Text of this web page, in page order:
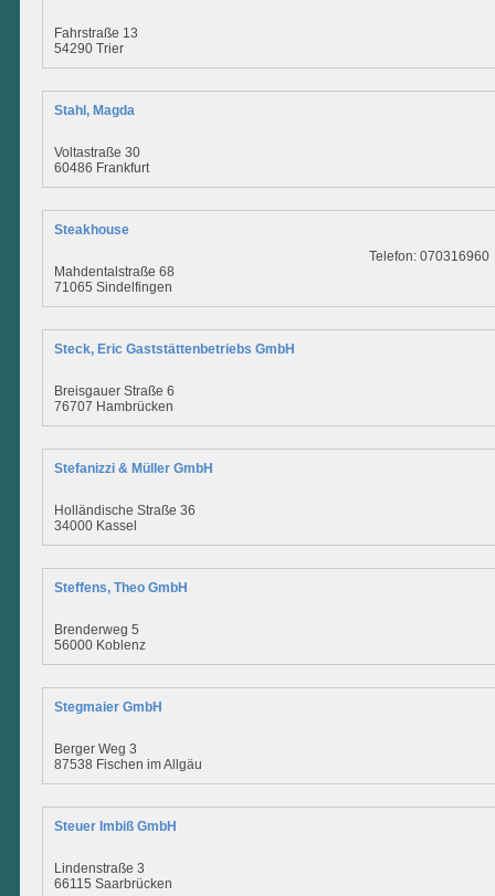
Fahrstraße 13
54290 Trier
Stahl, Magda
Voltastraße 30
60486 Frankfurt
Steakhouse
Mahdentalstraße 68
71065 Sindelfingen
Telefon: 070316960
Steck, Eric Gaststättenbetriebs GmbH
Breisgauer Straße 6
76707 Hambrücken
Stefanizzi & Müller GmbH
Holländische Straße 36
34000 Kassel
Steffens, Theo GmbH
Brenderweg 5
56000 Koblenz
Stegmaier GmbH
Berger Weg 3
87538 Fischen im Allgäu
Steuer Imbiß GmbH
Lindenstraße 3
66115 Saarbrücken